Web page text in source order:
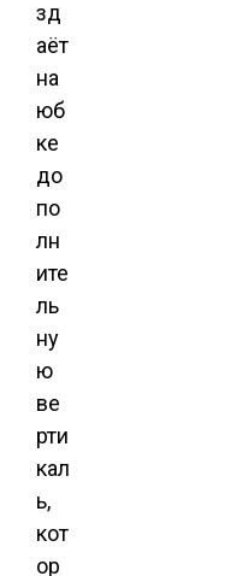
зд
аёт
на
юб
ке
до
по
лн
ите
ль
ну
ю
ве
рти
кал
ь,
кот
ор